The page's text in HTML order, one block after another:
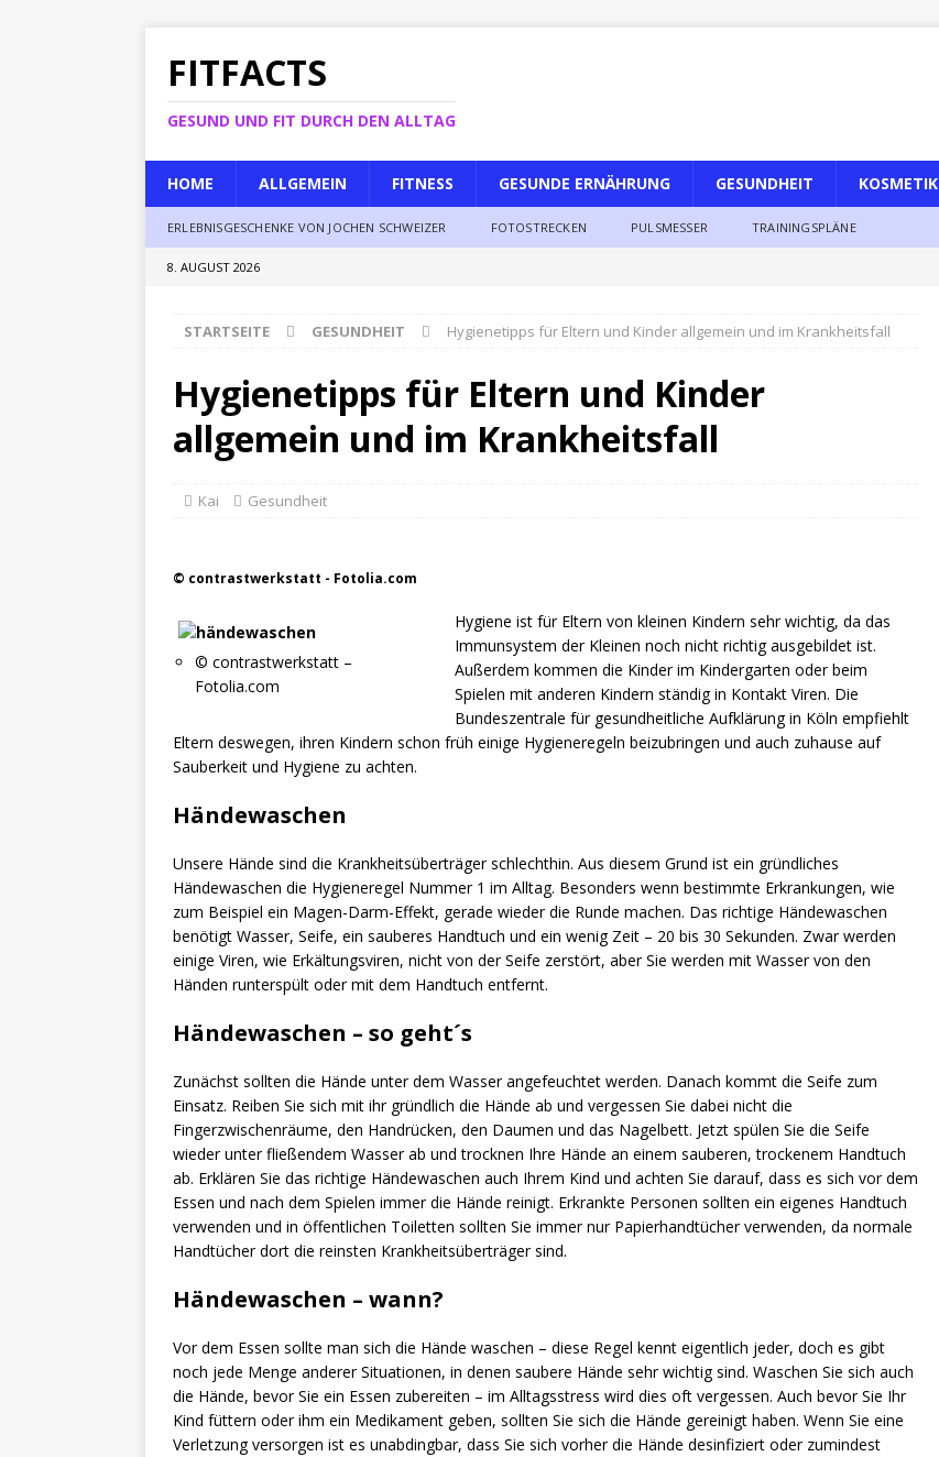
FITFACTS
GESUND UND FIT DURCH DEN ALLTAG
HOME ALLGEMEIN FITNESS GESUNDE ERNÄHRUNG GESUNDHEIT KOSMETIK
ERLEBNISGESCHENKE VON JOCHEN SCHWEIZER FOTOSTRECKEN PULSMESSER TRAININGSPLÄNE
8. AUGUST 2026
STARTSEITE GESUNDHEIT Hygienetipps für Eltern und Kinder allgemein und im Krankheitsfall
Hygienetipps für Eltern und Kinder
allgemein und im Krankheitsfall
Kai Gesundheit
© contrastwerkstatt - Fotolia.com
© contrastwerkstatt –
Fotolia.com
Hygiene ist für Eltern von kleinen Kindern sehr wichtig, da das
Immunsystem der Kleinen noch nicht richtig ausgebildet ist.
Außerdem kommen die Kinder im Kindergarten oder beim
Spielen mit anderen Kindern ständig in Kontakt Viren. Die
Bundeszentrale für gesundheitliche Aufklärung in Köln empfiehlt
Eltern deswegen, ihren Kindern schon früh einige Hygieneregeln beizubringen und auch zuhause auf
Sauberkeit und Hygiene zu achten.
Händewaschen
Unsere Hände sind die Krankheitsüberträger schlechthin. Aus diesem Grund ist ein gründliches
Händewaschen die Hygieneregel Nummer 1 im Alltag. Besonders wenn bestimmte Erkrankungen, wie
zum Beispiel ein Magen-Darm-Effekt, gerade wieder die Runde machen. Das richtige Händewaschen
benötigt Wasser, Seife, ein sauberes Handtuch und ein wenig Zeit – 20 bis 30 Sekunden. Zwar werden
einige Viren, wie Erkältungsviren, nicht von der Seife zerstört, aber Sie werden mit Wasser von den
Händen runterspült oder mit dem Handtuch entfernt.
Händewaschen – so geht´s
Zunächst sollten die Hände unter dem Wasser angefeuchtet werden. Danach kommt die Seife zum
Einsatz. Reiben Sie sich mit ihr gründlich die Hände ab und vergessen Sie dabei nicht die
Fingerzwischenräume, den Handrücken, den Daumen und das Nagelbett. Jetzt spülen Sie die Seife
wieder unter fließendem Wasser ab und trocknen Ihre Hände an einem sauberen, trockenem Handtuch
ab. Erklären Sie das richtige Händewaschen auch Ihrem Kind und achten Sie darauf, dass es sich vor dem
Essen und nach dem Spielen immer die Hände reinigt. Erkrankte Personen sollten ein eigenes Handtuch
verwenden und in öffentlichen Toiletten sollten Sie immer nur Papierhandtücher verwenden, da normale
Handtücher dort die reinsten Krankheitsüberträger sind.
Händewaschen – wann?
Vor dem Essen sollte man sich die Hände waschen – diese Regel kennt eigentlich jeder, doch es gibt
noch jede Menge anderer Situationen, in denen saubere Hände sehr wichtig sind. Waschen Sie sich auch
die Hände, bevor Sie ein Essen zubereiten – im Alltagsstress wird dies oft vergessen. Auch bevor Sie Ihr
Kind füttern oder ihm ein Medikament geben, sollten Sie sich die Hände gereinigt haben. Wenn Sie eine
Verletzung versorgen ist es unabdingbar, dass Sie sich vorher die Hände desinfiziert oder zumindest